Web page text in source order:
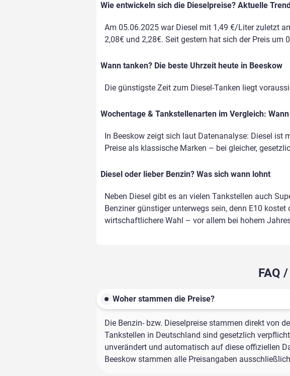
Wie entwickeln sich die Dieselpreise? Aktuelle
Am 05.06.2025 war Diesel mit 1,49 €/Liter zuletzt
2,08€ und 2,28€. Seit gestern hat sich der Preis um
Wann tanken? Die beste Uhrzeit heute in Beeskow
Die günstigste Zeit zum Diesel-Tanken liegt
Wochentage & Tankstellenarten im Vergleich:
In Beeskow zeigt sich laut Datenanalyse: Diesel
Preise als klassische Marken – bei gleicher,
Diesel oder lieber Benzin? Was sich wann lohnt
Neben Diesel gibt es an vielen Tankstellen auch
Benziner günstiger unterwegs sein, denn E10
wirtschaftlichere Wahl – vor allem bei hohem
FAQ
Woher stammen die Preise?
Die Benzin- bzw. Dieselpreise stammen direkt von
Tankstellen in Deutschland sind gesetzlich
unverändert und automatisch auf diese offiziellen
Beeskow stammen alle Preisangaben